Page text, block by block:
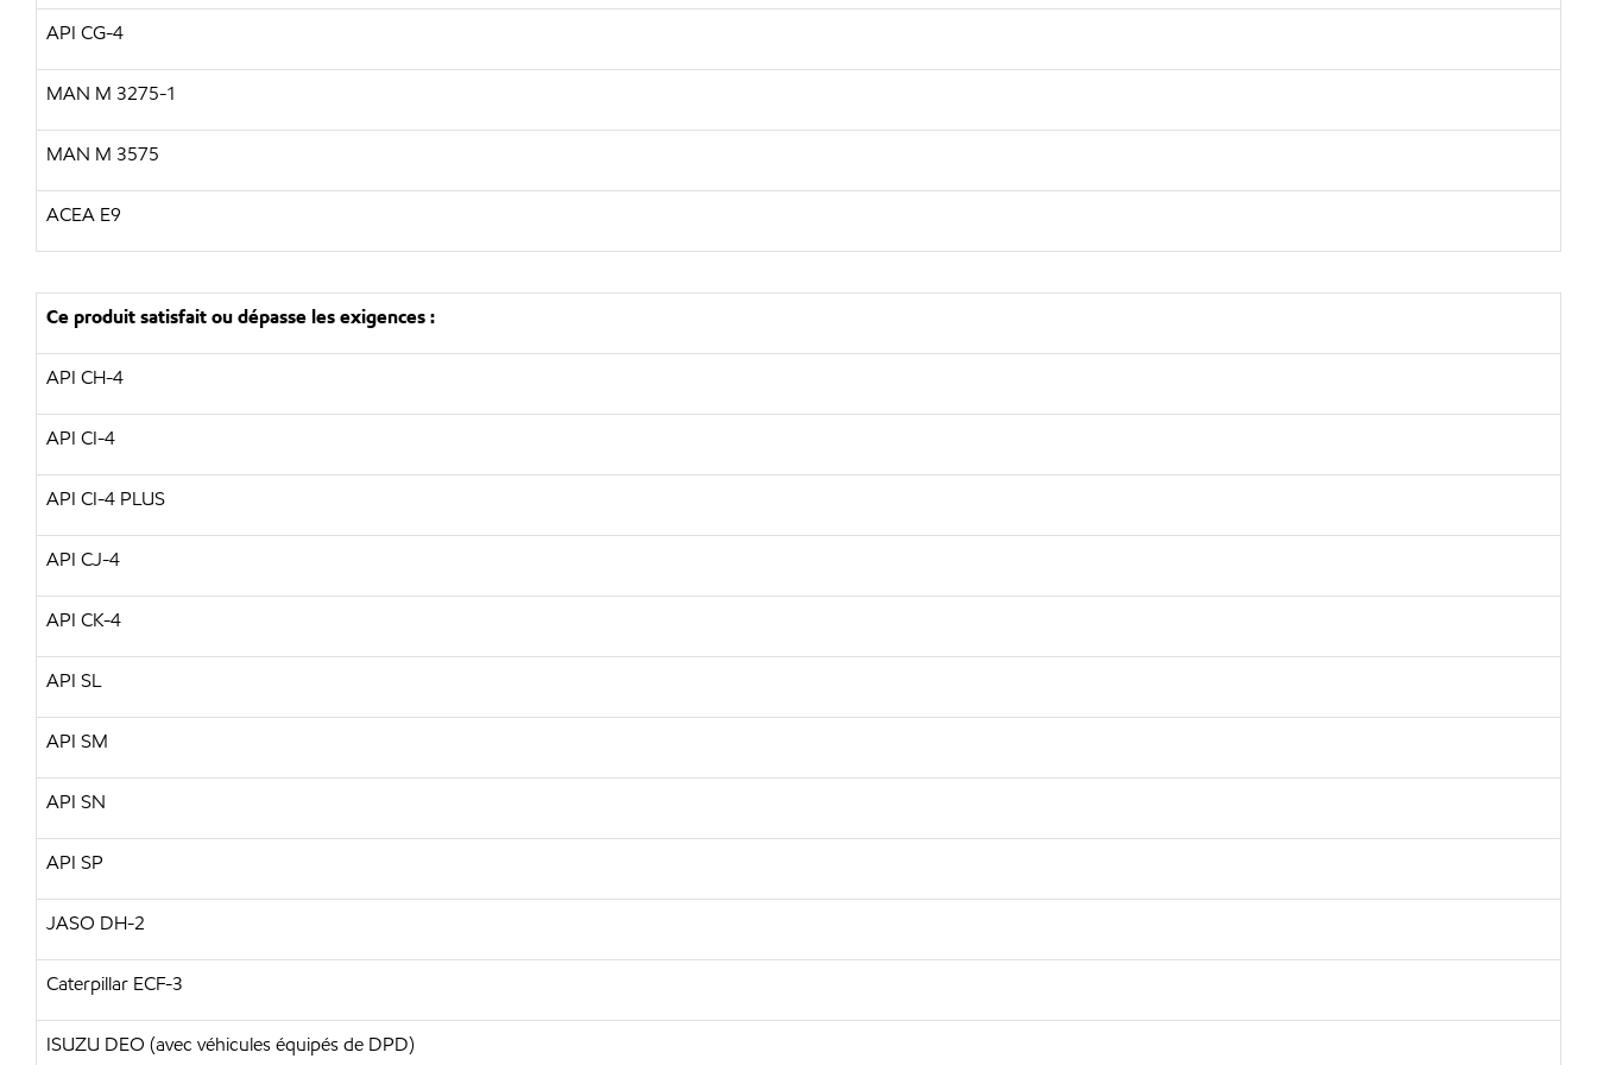
API CG-4
MAN M 3275-1
MAN M 3575
ACEA E9
Ce produit satisfait ou dépasse les exigences :
API CH-4
API CI-4
API CI-4 PLUS
API CJ-4
API CK-4
API SL
API SM
API SN
API SP
JASO DH-2
Caterpillar ECF-3
ISUZU DEO (avec véhicules équipés de DPD)